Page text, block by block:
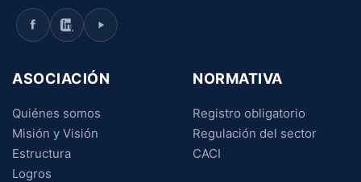
ASOCIACIÓN
Quiénes somos
Misión y Visión
Estructura
Logros
NORMATIVA
Registro obligatorio
Regulación del sector
CACI